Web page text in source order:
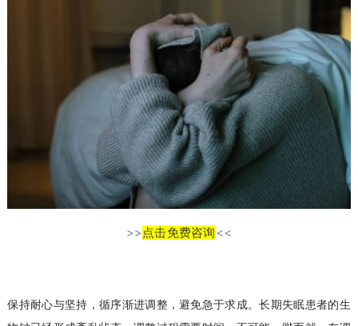
>>点击免费咨询<<
保持耐心与坚持，循序渐进调整，避免急于求成。长期失眠患者的生